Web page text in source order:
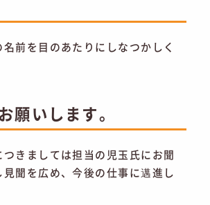
前を目のあたりにしなつかしく
願いします。
きましては担当の児玉氏にお聞
聞を広め、今後の仕事に邁進し